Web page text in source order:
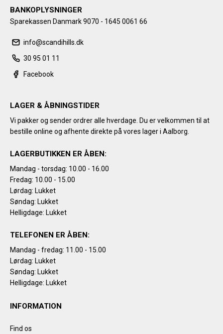
BANKOPLYSNINGER
Sparekassen Danmark 9070 - 1645 0061 66
info@scandihills.dk
30 95 01 11
Facebook
LAGER & ÅBNINGSTIDER
Vi pakker og sender ordrer alle hverdage. Du er velkommen til at
bestille online og afhente direkte på vores lager i Aalborg.
LAGERBUTIKKEN ER ÅBEN:
Mandag - torsdag: 10.00 - 16.00
Fredag: 10.00 - 15.00
Lørdag: Lukket
Søndag: Lukket
Helligdage: Lukket
TELEFONEN ER ÅBEN:
Mandag - fredag: 11.00 - 15.00
Lørdag: Lukket
Søndag: Lukket
Helligdage: Lukket
INFORMATION
Find os